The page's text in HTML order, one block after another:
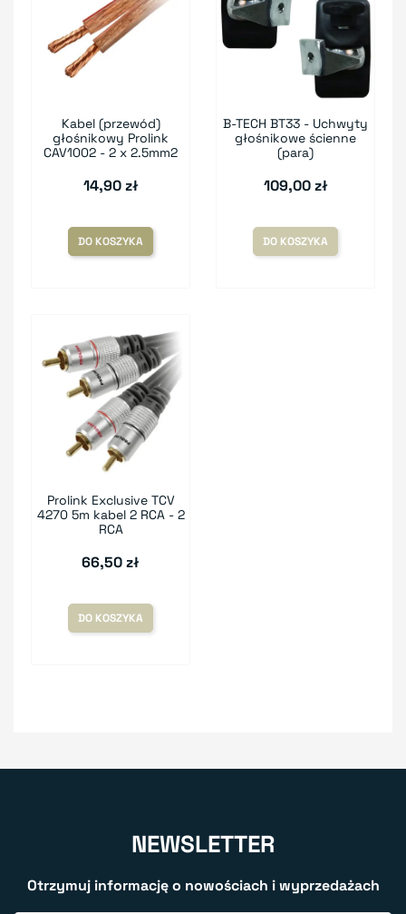
Kabel (przewód)
głośnikowy Prolink
CAV1002 - 2 x 2.5mm2
14,90 zł
DO KOSZYKA
B-TECH BT33 - Uchwyty
głośnikowe ścienne
(para)
109,00 zł
DO KOSZYKA
Prolink Exclusive TCV
4270 5m kabel 2 RCA - 2
RCA
66,50 zł
DO KOSZYKA
NEWSLETTER
Otrzymuj informację o nowościach i wyprzedażach